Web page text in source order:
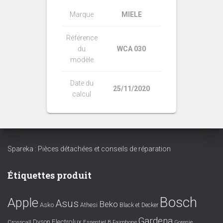
Marque MIELE
Référence
du
modèle
WCA 030
Date du
calcul
25/11/2020
Spareka : Pièces détachées et conseils de réparation
Étiquettes produit
Apple Asko Asus Athesi Beko Black et Decker Bosch